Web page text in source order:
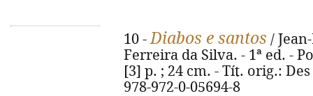
10 -Diabos e santos /
Ferreira da Silva. - 1ª ed. -
[3] p. ; 24 cm. - Tít. orig.:
978-972-0-05694-8